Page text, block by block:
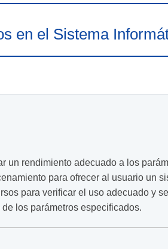
en el Sistema
un rendimiento adecuado a los
para ofrecer al usuario un
para verificar el uso adecuado y
los parámetros especificados.